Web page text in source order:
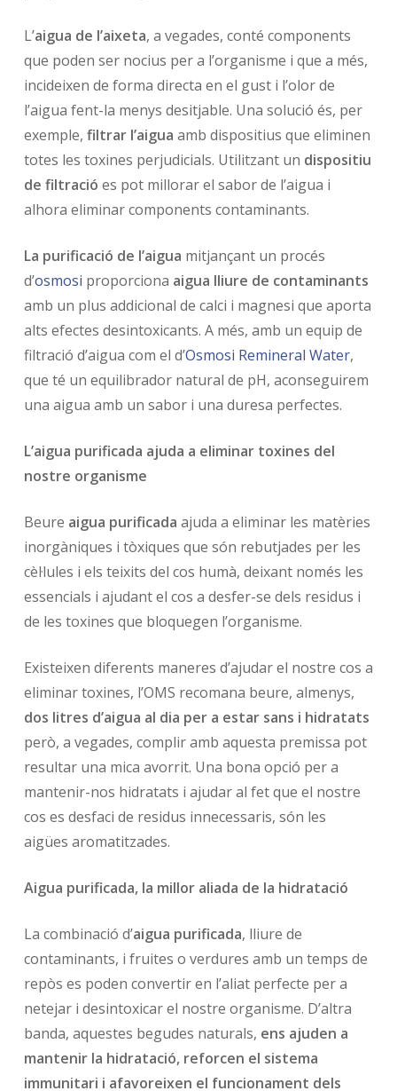
L’aigua de l’aixeta, a vegades, conté components
que poden ser nocius per a l’organisme i que a més,
incideixen de forma directa en el gust i l’olor de
l’aigua fent-la menys desitjable. Una solució és, per
exemple, filtrar l’aigua amb dispositius que eliminen
totes les toxines perjudicials. Utilitzant un dispositiu
de filtració es pot millorar el sabor de l’aigua i
alhora eliminar components contaminants.
La purificació de l’aigua mitjançant un procés
d’osmosi proporciona aigua lliure de contaminants
amb un plus addicional de calci i magnesi que aporta
alts efectes desintoxicants. A més, amb un equip de
filtració d’aigua com el d’Osmosi Remineral Water,
que té un equilibrador natural de pH, aconseguirem
una aigua amb un sabor i una duresa perfectes.
L’aigua purificada ajuda a eliminar toxines del
nostre organisme
Beure aigua purificada ajuda a eliminar les matèries
inorgàniques i tòxiques que són rebutjades per les
cèl·lules i els teixits del cos humà, deixant només les
essencials i ajudant el cos a desfer-se dels residus i
de les toxines que bloquegen l’organisme.
Existeixen diferents maneres d’ajudar el nostre cos a
eliminar toxines, l’OMS recomana beure, almenys,
dos litres d’aigua al dia per a estar sans i hidratats
però, a vegades, complir amb aquesta premissa pot
resultar una mica avorrit. Una bona opció per a
mantenir-nos hidratats i ajudar al fet que el nostre
cos es desfaci de residus innecessaris, són les
aigües aromatitzades.
Aigua purificada, la millor aliada de la hidratació
La combinació d’aigua purificada, lliure de
contaminants, i fruites o verdures amb un temps de
repòs es poden convertir en l’aliat perfecte per a
netejar i desintoxicar el nostre organisme. D’altra
banda, aquestes begudes naturals, ens ajuden a
mantenir la hidratació, reforcen el sistema
immunitari i afavoreixen el funcionament dels